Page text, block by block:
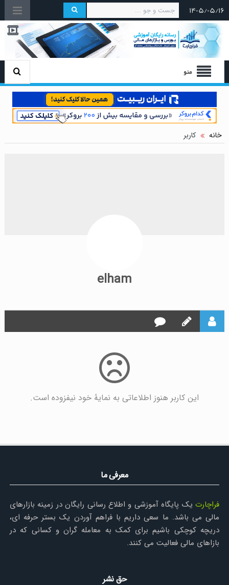
۱۴۰۵/۰۵/۱۶
منو
خانه کاربر
elham
این کاربر هنوز اطلاعاتی به نمایۀ خود نیفزوده است.
معرفی ما
فراچارتیک پایگاه آموزشی و اطلاع رسانی رایگان در زمینه بازارهای
مالی می باشد. ما سعی داریم با فراهم آوردن یک بستر حرفه ای،
دریچه کوچکی باشیم برای کمک به معامله گران و کسانی که در
بازاهای مالی فعالیت می کنند.
حق نشر